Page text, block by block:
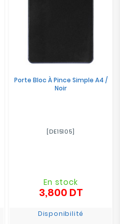
Porte Bloc À Pince Simple A4 /
Noir
[DE15105]
En stock
3,800 DTPrix
Disponibilité